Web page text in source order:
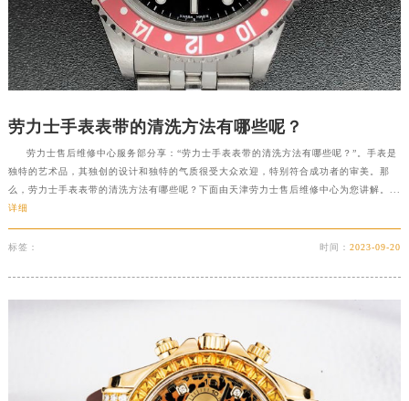
劳力士手表表带的清洗方法有哪些呢？
劳力士售后维修中心服务部分享：“劳力士手表表带的清洗方法有哪些呢？”。手表是
独特的艺术品，其独创的设计和独特的气质很受大众欢迎，特别符合成功者的审美。那
么，劳力士手表表带的清洗方法有哪些呢？下面由天津劳力士售后维修中心为您讲解。...
详细
标签： 时间：2023-09-20